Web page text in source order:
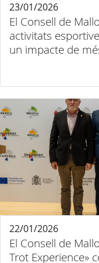
El Consell de
activitats
un impacte de
23/01/2026
El Consell de
Trot Experience»
22/01/2026